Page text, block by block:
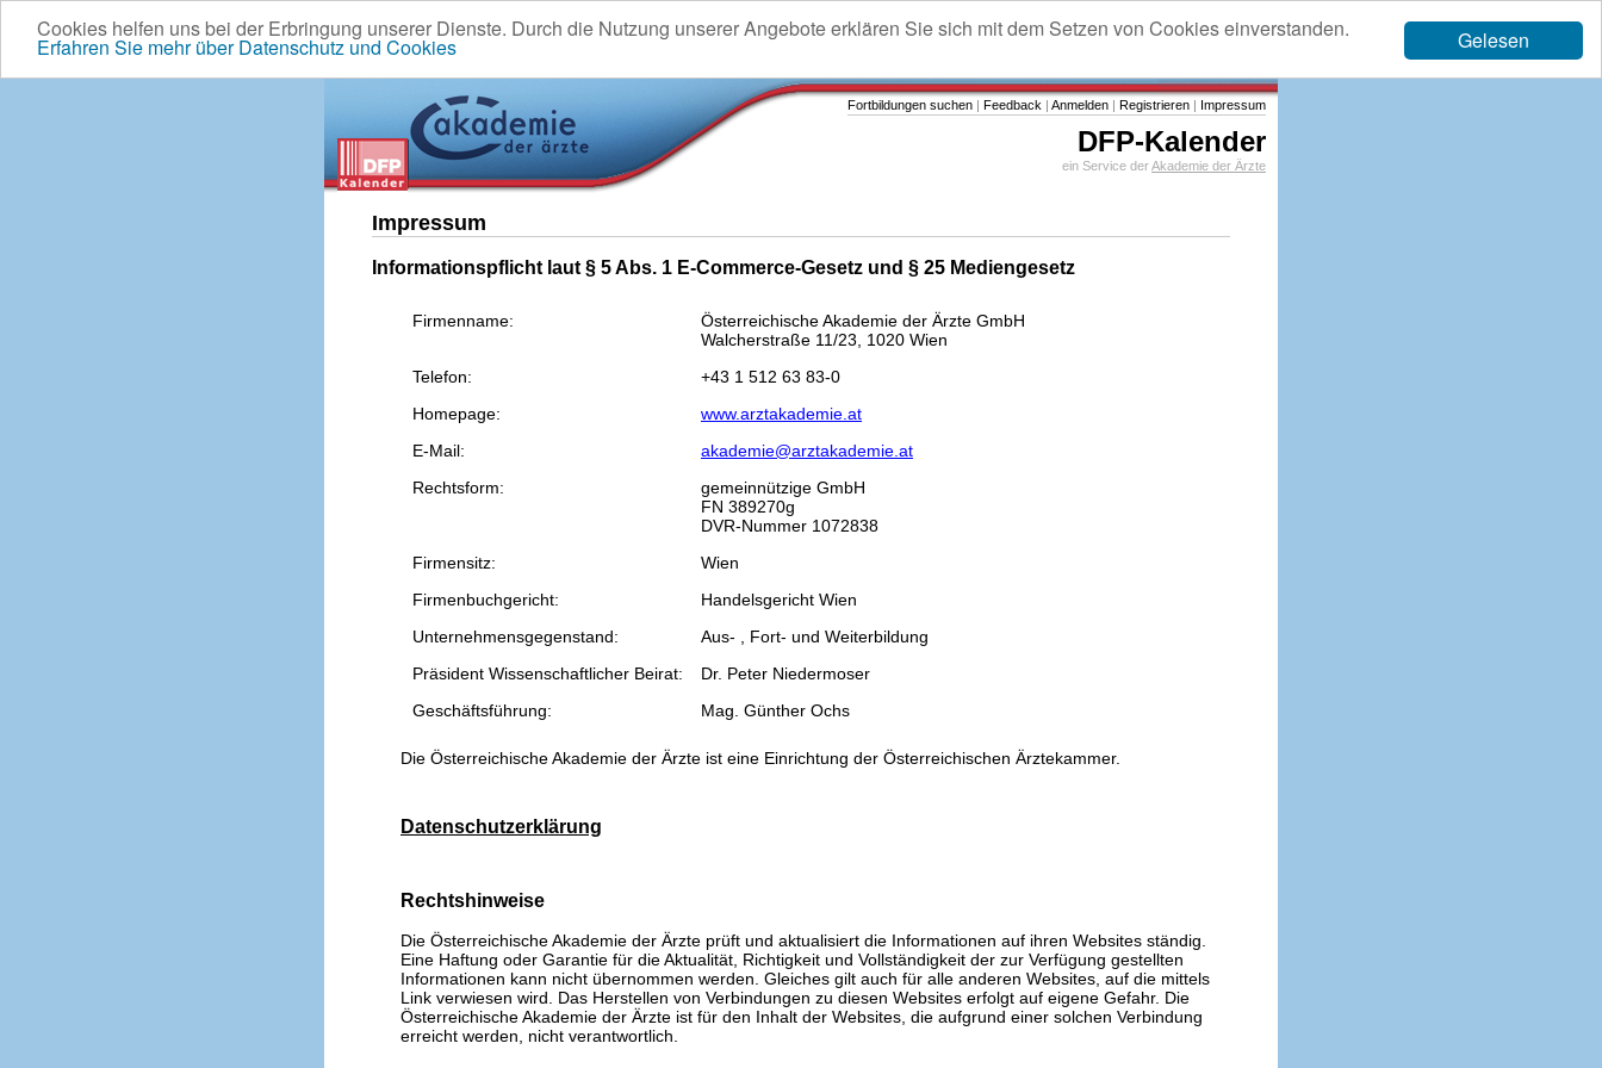
Gelesen
Cookies helfen uns bei der Erbringung unserer Dienste. Durch die Nutzung unserer Angebote erklären Sie sich mit dem Setzen von Cookies einverstanden.
Erfahren Sie mehr über Datenschutz und Cookies
Fortbildungen suchen | Feedback | Anmelden | Registrieren | Impressum
DFP-Kalender
ein Service derAkademie der Ärzte
Impressum
Informationspflicht laut § 5 Abs. 1 E-Commerce-Gesetz und § 25 Mediengesetz
Firmenname:
Österreichische Akademie der Ärzte GmbH
Walcherstraße 11/23, 1020 Wien
Telefon:
+43 1 512 63 83-0
Homepage:
www.arztakademie.at
E-Mail:
akademie@arztakademie.at
Rechtsform:
gemeinnützige GmbH
FN 389270g
DVR-Nummer 1072838
Firmensitz:
Wien
Firmenbuchgericht:
Handelsgericht Wien
Unternehmensgegenstand:
Aus- , Fort- und Weiterbildung
Präsident Wissenschaftlicher Beirat:
Dr. Peter Niedermoser
Geschäftsführung:
Mag. Günther Ochs
Die Österreichische Akademie der Ärzte ist eine Einrichtung der Österreichischen Ärztekammer.
Datenschutzerklärung
Rechtshinweise
Die Österreichische Akademie der Ärzte prüft und aktualisiert die Informationen auf ihren Websites ständig.
Eine Haftung oder Garantie für die Aktualität, Richtigkeit und Vollständigkeit der zur Verfügung gestellten
Informationen kann nicht übernommen werden. Gleiches gilt auch für alle anderen Websites, auf die mittels
Link verwiesen wird. Das Herstellen von Verbindungen zu diesen Websites erfolgt auf eigene Gefahr. Die
Österreichische Akademie der Ärzte ist für den Inhalt der Websites, die aufgrund einer solchen Verbindung
erreicht werden, nicht verantwortlich.